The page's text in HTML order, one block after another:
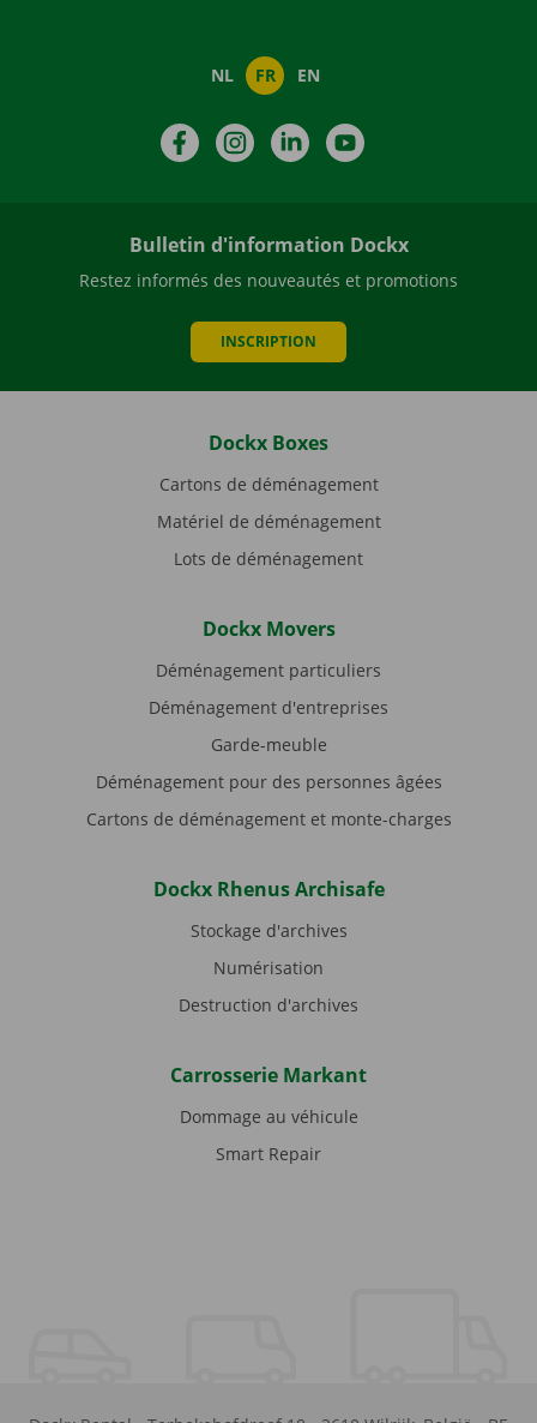
NL FR EN
FacebookInstagramLinkedIn
Bulletin d'information Dockx
Restez informés des nouveautés et promotions
INSCRIPTION
Dockx Boxes
Cartons de déménagement
Matériel de déménagement
Lots de déménagement
Dockx Movers
Déménagement particuliers
Déménagement d'entreprises
Garde-meuble
Déménagement pour des personnes âgées
Cartons de déménagement et monte-charges
Dockx Rhenus Archisafe
Stockage d'archives
Numérisation
Destruction d'archives
Carrosserie Markant
Dommage au véhicule
Smart Repair